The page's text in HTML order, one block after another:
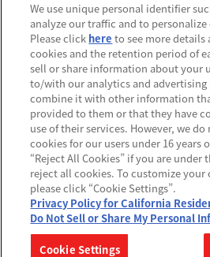
お問い合わせ
利用規約
Do Not Sell or Share
アレルギー情報
©BANDAI
▼コピーライト一覧を
We use unique personal identifier
analyze our traffic and to
Please click here to see more details
cookies and the retention period of
sell or share information about your
to/with our analytics and advertising
combine it with other information
provided to them or that they have
use of their services. However, we do
cookies for our users under 16 years
“Reject All Cookies” if you are under
reject all cookies. To customize your
please click “Cookie Settings”.
Privacy Policy for California
Do Not Sell or Share My Personal
Cookie Settings